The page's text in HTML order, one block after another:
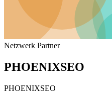
Netzwerk Partner
PHOENIXSEO
PHOENIXSEO